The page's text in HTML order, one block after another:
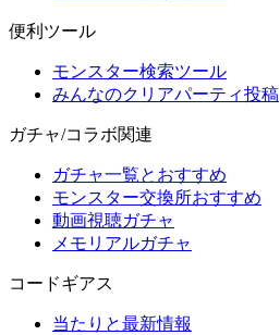
便利ツール
モンスター検索ツール
みんなのクリアパーティ投稿
ガチャ/コラボ関連
ガチャ一覧とおすすめ
モンスター交換所おすすめ
動画視聴ガチャ
メモリアルガチャ
コードギアス
当たりと最新情報